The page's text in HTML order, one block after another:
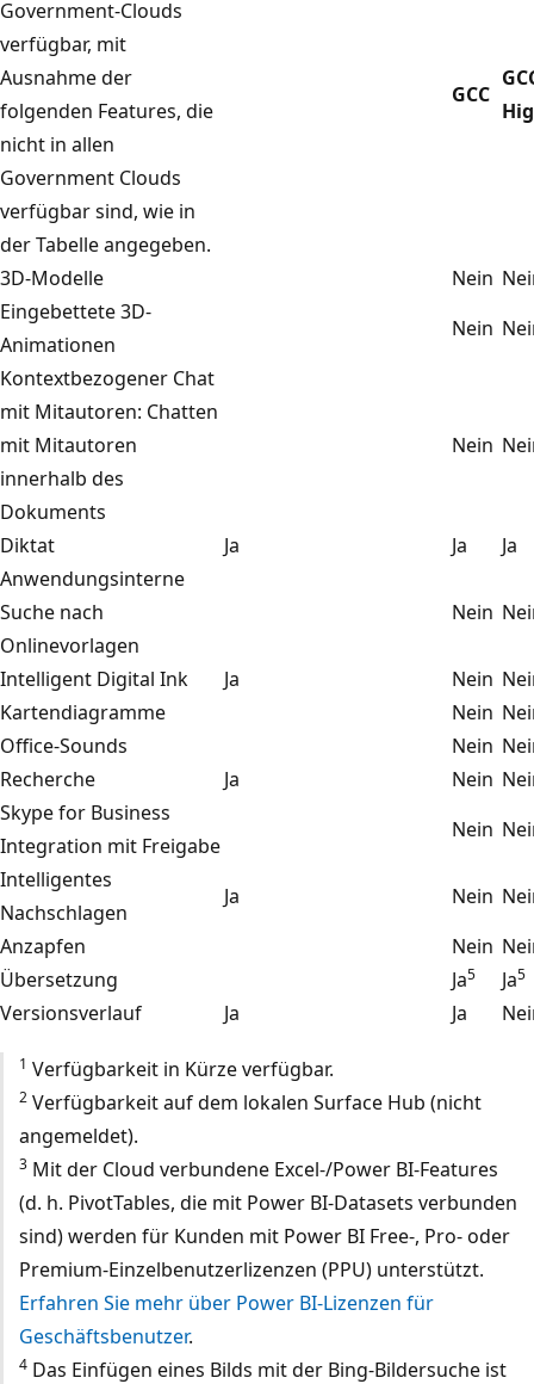
Government-Clouds
verfügbar, mit
Ausnahme der
folgenden Features, die
nicht in allen
Government Clouds
verfügbar sind, wie in
der Tabelle angegeben.
GCC
3D-Modelle Nein
Eingebettete 3D-
Animationen
Nein
Kontextbezogener Chat
mit Mitautoren: Chatten
mit Mitautoren
innerhalb des
Dokuments
Nein
Diktat Ja Ja
Ja
Anwendungsinterne
Suche nach
Onlinevorlagen
Nein
Intelligent Digital Ink Ja Nein
Kartendiagramme
Nein
Office-Sounds
Nein
Recherche
Ja Nein
Skype for Business
Integration mit Freigabe
Nein
Intelligentes
Nachschlagen
Ja Nein
Anzapfen
Nein
Übersetzung
Ja5 Ja5
Versionsverlauf Ja Ja
1 Verfügbarkeit in Kürze verfügbar.
2Verfügbarkeit auf dem lokalen Surface Hub (nicht
angemeldet).
3Mit der Cloud verbundene Excel-/Power BI-Features
(d. h. PivotTables, die mit Power BI-Datasets verbunden
sind) werden für Kunden mit Power BI Free-, Pro- oder
Premium-Einzelbenutzerlizenzen (PPU) unterstützt.
Erfahren Sie mehr über Power BI-Lizenzen für
Geschäftsbenutzer.
4Das Einfügen eines Bilds mit der Bing-Bildersuche ist